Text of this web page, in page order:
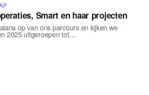
Smart en haar projecten
op van ons parcours en kijken we
2025 uitgeroepen tot…